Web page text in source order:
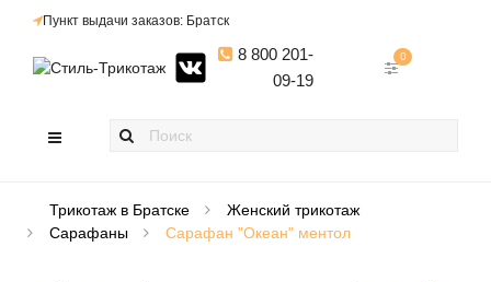
Пункт выдачи заказов: Братск
8 800 201-
09-19
0
Трикотаж в Братске
Женский трикотаж
Сарафаны
Сарафан "Океан" ментол